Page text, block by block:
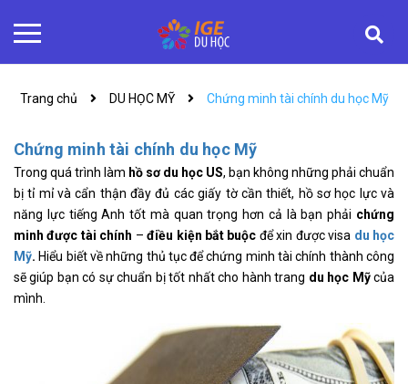
Trang chủ DU HỌC MỸ Chứng minh tài chính du học Mỹ
Chứng minh tài chính du học Mỹ
Trong quá trình làm hồ sơ du học US, bạn không những phải chuẩn
bị tỉ mỉ và cẩn thận đầy đủ các giấy tờ cần thiết, hồ sơ học lực và
năng lực tiếng Anh tốt mà quan trọng hơn cả là bạn phải chứng
minh được tài chính –điều kiện bắt buộc để xin được visa du học
Mỹ. Hiểu biết về những thủ tục để chứng minh tài chính thành công
sẽ giúp bạn có sự chuẩn bị tốt nhất cho hành trang du học Mỹcủa
mình.